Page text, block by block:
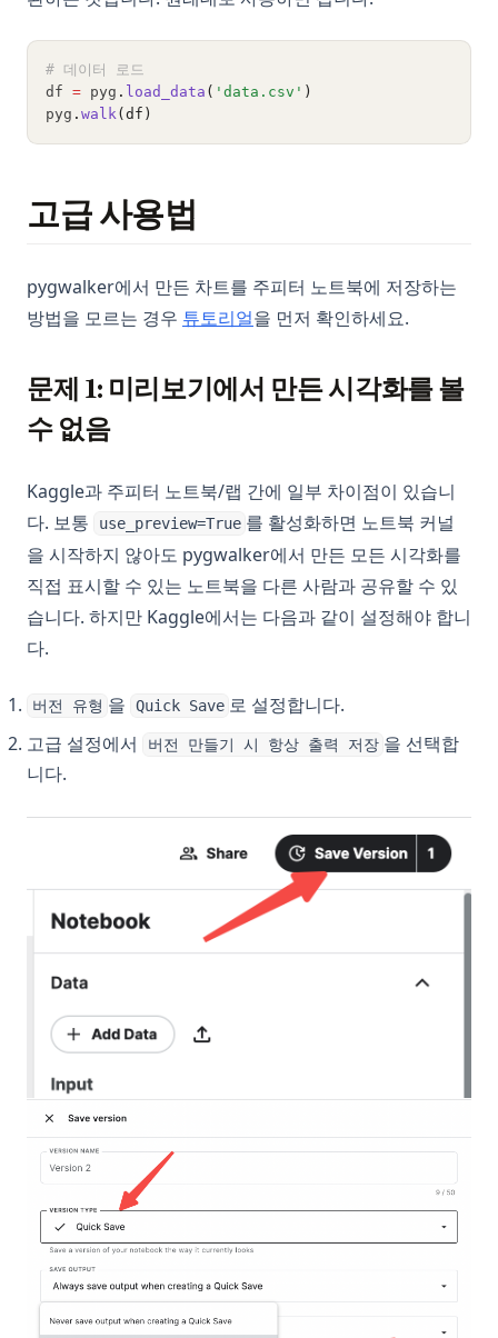
IoT 데이터 시각화: 최고의 원격 IoT 데이터 시각화 도구
2023년에는 Looker 대체제 10개의 최고 대안
Looker vs. Tableau: 어떤 BI 도구가 우세할까?
여러분이 알아야 할 최고의 메타베이스 대안 6가지
었습니다!
Microsoft Fabric가 파워 BI와 만나다: 데이터 분석의 힘을 끌어
Microsoft Fabric 및 PowerBI의 Copilot이란 무엇인가요? 간략
한 개요
NijiJourney: 애니메이션 AI 아트를 위한 Midjourney 대안
저
이 간단한 방법으로 한 번의 핫 인코딩이 쉬워졌습니다.
【리뷰】꼭 알아야 할 최고의 오픈소스 BI 도구
Pandas AI: 대화형 AI로 데이터 분석 변화시키기
Pandas 데이터프레임 병합, 조인 및 연결하는 방법
Postgres 데이터베이스 시각화기: 철저한 가이드
Power BI 대안 중 상위 7개: 데이터 분석 및 시각화 도구
Mac에서 Power BI 실행하는 방법
무작위 안정 확산 프롬프트 생성기
피그워커 0.1.6.업데이트: 시각화를 코드로 내보내기
아무런 노력 없이 PySpark에서 Null 값을 삭제하는 방법
자동 데이터 분석을 위한 상위 10개 Python 라이브러리
파이토치 vs 텐서플로우 - 파이토치 2.0이 게임 체인저인가요?
팬더, 파이스파크, R & PygWalker에서 CSV 파일을 데이터프레
임으로 마스터하세요.
레드래시 대안: 포괄적인 리뷰
Segment Anything: AI 모델이 이미지 분할을 변경합니다
시센스 대 태블로: 머신러닝 기반 데이터 비교
데이터 클라우드에서 인공 지능의 힘을 발휘하는 스노우플레이
크 AI
데이터를 빠르게 시각화하는 최고의 방법: 스노우플레이크 시각
화
# 데이터 로드
df = pyg . load_data ( 'data.csv' )
pyg . walk(df)
고급 사용법
pygwalker에서 만든 차트를 주피터 노트북에 저장하는
방법을 모르는 경우 튜토리얼을 먼저 확인하세요.
문제 1: 미리보기에서 만든 시각화를 볼
수 없음
Kaggle과 주피터 노트북/랩 간에 일부 차이점이 있습니
다. 보통
use_preview=True 를 활성화하면 노트북 커널
을 시작하지 않아도 pygwalker에서 만든 모든 시각화를
직접 표시할 수 있는 노트북을 다른 사람과 공유할 수 있
습니다. 하지만 Kaggle에서는 다음과 같이 설정해야 합니
다.
버전 유형 을 Quick Save 로 설정합니다.
고급 설정에서
버전 만들기 시 항상 출력 저장 을 선택합
니다.